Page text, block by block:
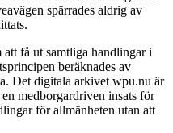
spärrades aldrig av
att få ut samtliga handlingar i
beräknades av
Det digitala arkivet wpu.nu är
medborgardriven insats för
för allmänheten utan att